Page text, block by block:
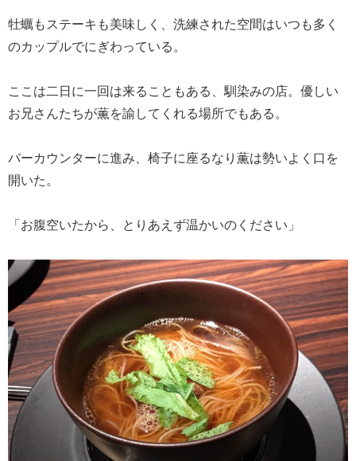
牡蠣もステーキも美味しく、洗練された空間はいつも多く
のカップルでにぎわっている。
ここは二日に一回は来ることもある、馴染みの店。優しい
お兄さんたちが薫を諭してくれる場所でもある。
バーカウンターに進み、椅子に座るなり薫は勢いよく口を
開いた。
「お腹空いたから、とりあえず温かいのください」